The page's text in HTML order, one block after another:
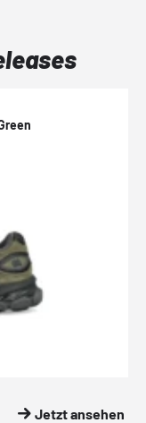
Jetzt ansehen